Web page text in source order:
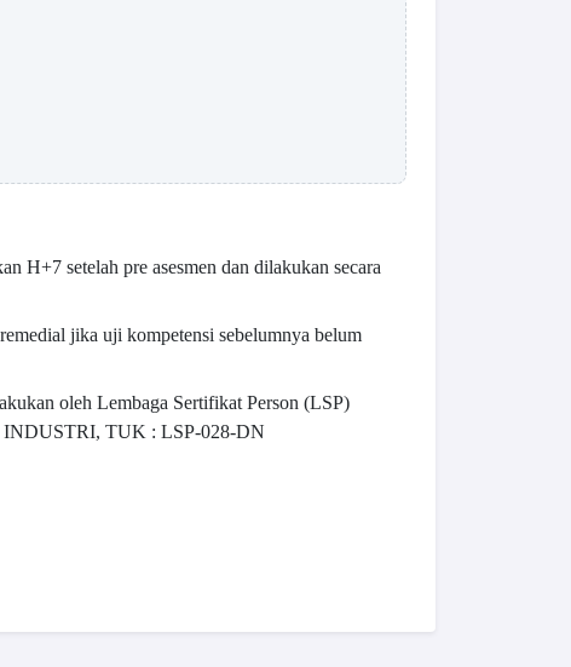
H+7 setelah pre asesmen dan dilakukan secara
jika uji kompetensi sebelumnya belum
oleh Lembaga Sertifikat Person (LSP)
TUK : LSP-028-DN